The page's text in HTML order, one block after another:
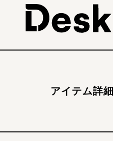
アイテム詳細